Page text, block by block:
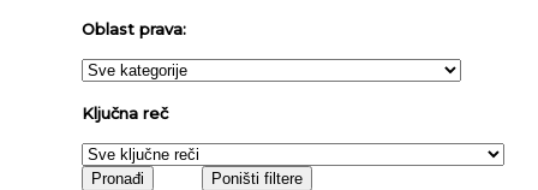
Oblast prava:
Ključna reč